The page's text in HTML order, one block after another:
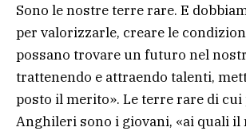
Sono le nostre terre rare. E
per valorizzarle, creare le
possano trovare un futuro nel
trattenendo e attraendo talenti,
posto il merito». Le terre rare di cui
Anghileri sono i giovani, «ai quali il